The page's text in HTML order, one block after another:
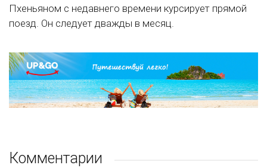
Пхеньяном с недавнего времени курсирует прямой
поезд. Он следует дважды в месяц.
Комментарии